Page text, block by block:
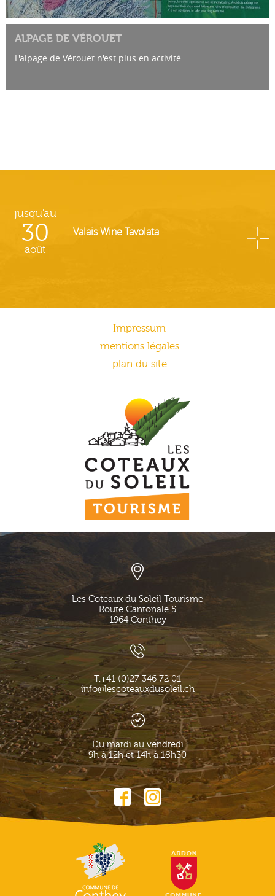
ALPAGE DE VÉROUET
L'alpage de Vérouet n'est plus en activité.
jusqu'au
30
août
Valais Wine Tavolata
Impressum
mentions légales
plan du site
Les Coteaux du Soleil Tourisme
Route Cantonale 5
1964 Conthey
T.+41 (0)27 346 72 01
info@lescoteauxdusoleil.ch
Du mardi au vendredi
9h à 12h et 14h à 18h30